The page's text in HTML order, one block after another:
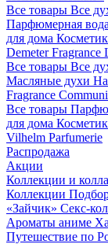
Все товары Все
Парфюмерная вода
для дома
Demeter Fragrance
Все товары Все
Масляные духи
Fragrance
Все товары
для дома
Vilhelm Parfumerie
Распродажа
Акции
Коллекции и
Коллекции
«Зайчик» Секс-
Ароматы аниме
Путешествие по